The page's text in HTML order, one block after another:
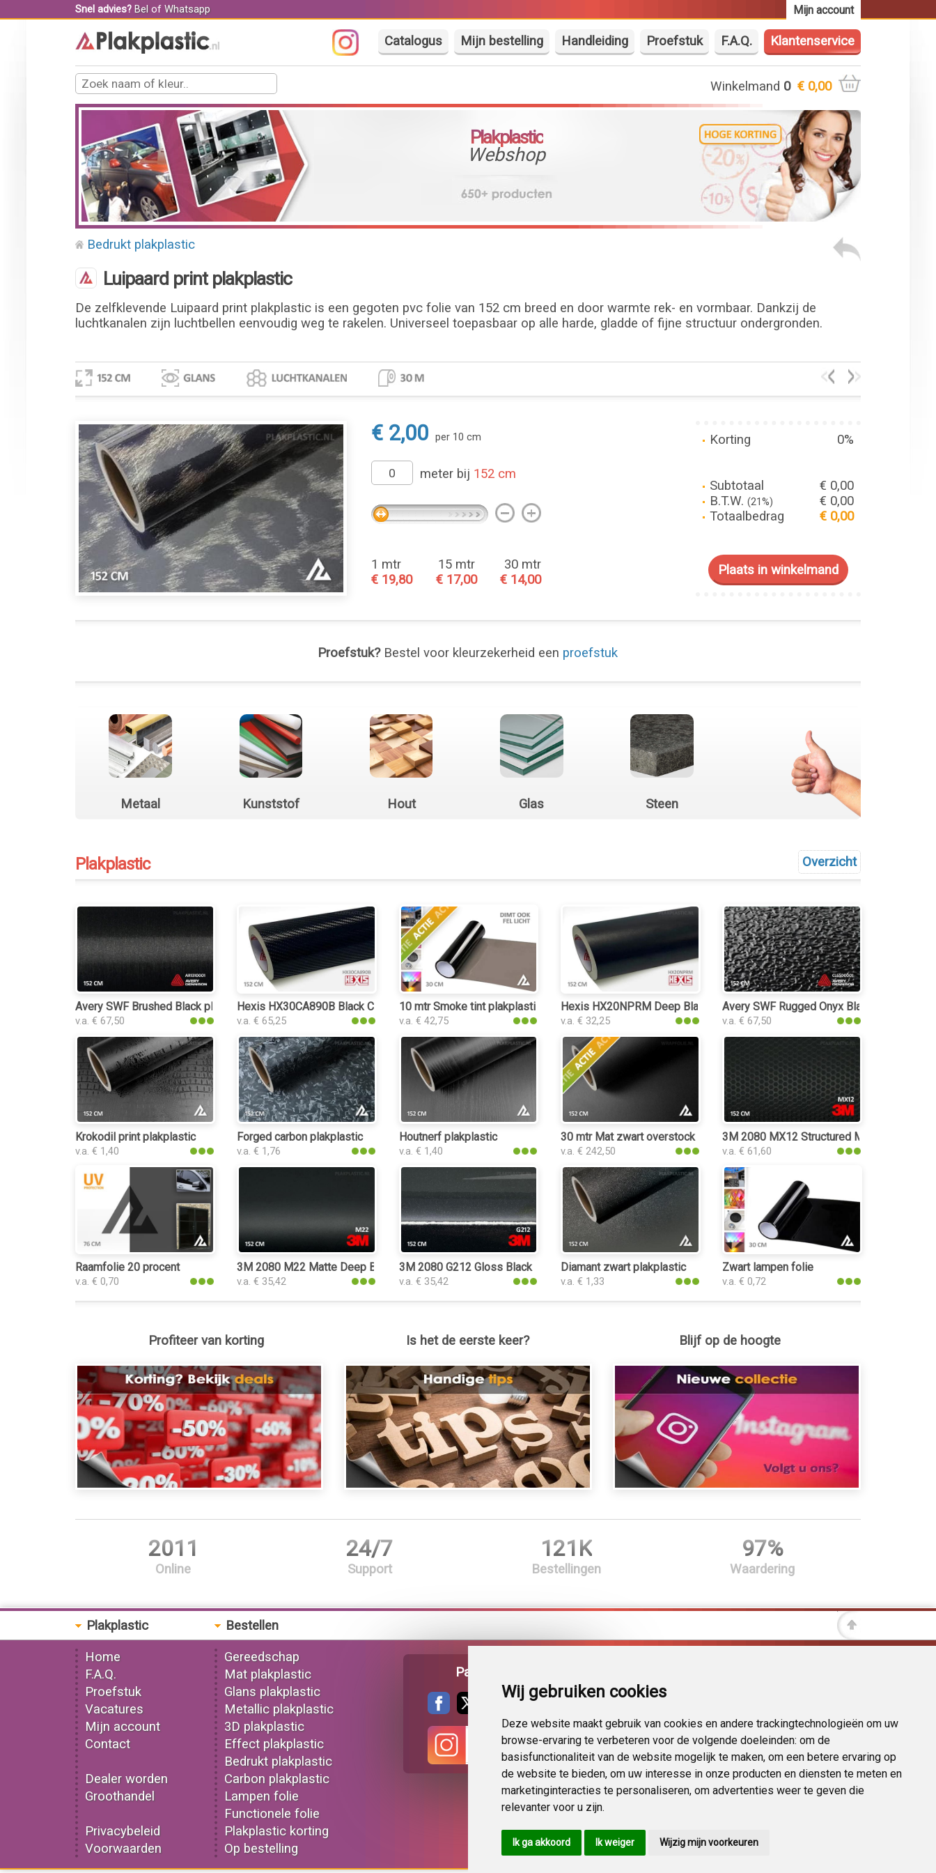
Wij gebruiken cookies
Deze website maakt gebruik van cookies en andere trackingtechnologieën om uw
browse-ervaring te verbeteren voor de volgende doeleinden: om de
basisfunctionaliteit van de website mogelijk te maken, om een betere ervaring op
de website te bieden, om uw interesse in onze producten en diensten te meten en
marketinginteracties te personaliseren, om advertenties weer te geven die
relevanter voor u zijn.
Ik ga akkoord Ik weiger Wijzig mijn voorkeuren
Mijn account
Snel advies? Belof Whatsapp
Catalogus Mijn bestelling Handleiding Proefstuk F.A.Q. Klantenservice
Winkelmand 0 € 0,00
Plakplastic
Webshop
Bedrukt plakplastic
Luipaard print plakplastic
De zelfklevende Luipaard print plakplastic is een gegoten pvc folie van 152 cm breed en door warmte rek- en vormbaar. Dankzij de
luchtkanalen zijn luchtbellen eenvoudig weg te rakelen. Universeel toepasbaar op alle harde, gladde of fijne structuur ondergronden.
€ 2,00 per 10 cm
meter bij 152 cm
1 mtr
€ 19,80
15 mtr
€ 17,00
30 mtr
€ 14,00
Korting 0%
Subtotaal
€ 0,00
B.T.W. (21%)
€ 0,00
Totaalbedrag
€ 0,00
Proefstuk?Bestel voor kleurzekerheid een proefstuk
Metaal Kunststof Hout Glas Steen
Overzicht
Plakplastic
Avery SWF Brushed Black plakplastic
v.a. € 67,50
Hexis HX30CA890B Black Carbon Gloss plakplastic
v.a. € 65,25
10 mtr Smoke tint plakplastic
v.a. € 42,75
Hexis HX20NPRM Deep Black Matt plakplastic
v.a. € 32,25
Avery SWF Rugged Onyx Black plakplastic
v.a. € 67,50
Krokodil print plakplastic
v.a. € 1,40
Forged carbon plakplastic
v.a. € 1,76
Houtnerf plakplastic
v.a. € 1,40
30 mtr Mat zwart overstock
v.a. € 242,50
3M 2080 MX12 Structured Matrix Black
v.a. € 61,60
Raamfolie 20 procent
v.a. € 0,70
3M 2080 M22 Matte Deep Black plakplastic
v.a. € 35,42
3M 2080 G212 Gloss Black Metallic plakplastic
v.a. € 35,42
Diamant zwart plakplastic
v.a. € 1,33
Zwart lampen folie
v.a. € 0,72
Profiteer van korting Is het de eerste keer? Blijf op de hoogte
2011
Online
24/7
Support
121K
Bestellingen
97%
Waardering
Plakplastic
Home
F.A.Q.
Proefstuk
Vacatures
Mijn account
Contact
Dealer worden
Groothandel
Privacybeleid
Voorwaarden
Bestellen
Gereedschap
Mat plakplastic
Glans plakplastic
Metallic plakplastic
3D plakplastic
Effect plakplastic
Bedrukt plakplastic
Carbon plakplastic
Lampen folie
Functionele folie
Plakplastic korting
Op bestelling
Pagina delen